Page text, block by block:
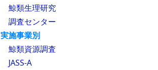
鯨類生理研究
調査センター
実施事業別
鯨類資源調査
JASS-A